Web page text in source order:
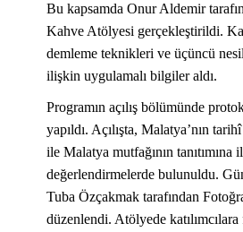
Bu kapsamda Onur Aldemir
Kahve Atölyesi gerçekleştirildi.
demleme teknikleri ve üçüncü
ilişkin uygulamalı bilgiler aldı.
Programın açılış bölümünde
yapıldı. Açılışta, Malatya’nın
ile Malatya mutfağının tanıtımına
değerlendirmelerde bulunuldu.
Tuba Özçakmak tarafından
düzenlendi. Atölyede katılımcılara